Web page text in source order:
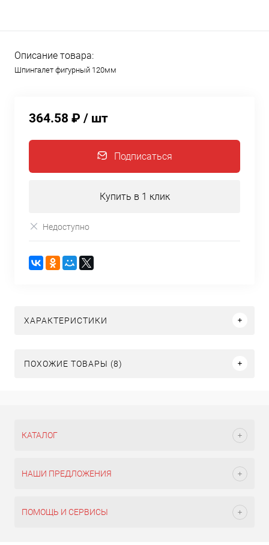
Описание товара:
Шпингалет фигурный 120мм
364.58 ₽ / шт
Подписаться
Купить в 1 клик
Недоступно
ХАРАКТЕРИСТИКИ
ПОХОЖИЕ ТОВАРЫ (8)
КАТАЛОГ
НАШИ ПРЕДЛОЖЕНИЯ
ПОМОЩЬ И СЕРВИСЫ